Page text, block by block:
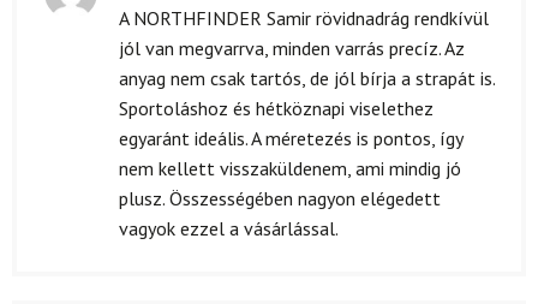
Értékelés:
/ 5
A NORTHFINDER Samir rövidnadrág rendkívül
jól van megvarrva, minden varrás precíz. Az
anyag nem csak tartós, de jól bírja a strapát is.
Sportoláshoz és hétköznapi viselethez
egyaránt ideális. A méretezés is pontos, így
nem kellett visszaküldenem, ami mindig jó
plusz. Összességében nagyon elégedett
vagyok ezzel a vásárlással.